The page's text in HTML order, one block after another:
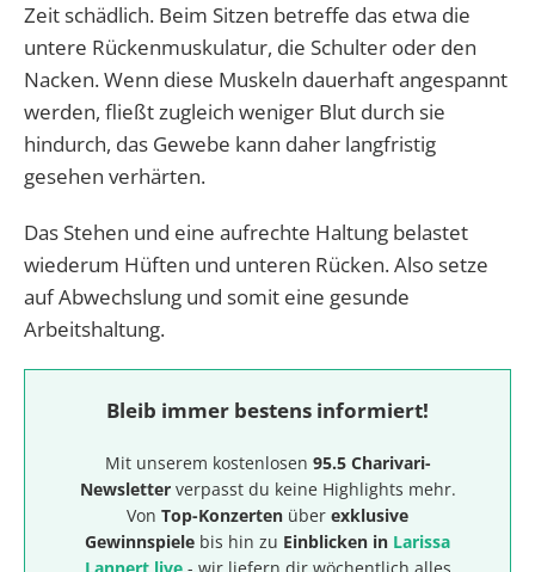
Zeit schädlich. Beim Sitzen betreffe das etwa die
untere Rückenmuskulatur, die Schulter oder den
Nacken. Wenn diese Muskeln dauerhaft angespannt
werden, fließt zugleich weniger Blut durch sie
hindurch, das Gewebe kann daher langfristig
gesehen verhärten.
Das Stehen und eine aufrechte Haltung belastet
wiederum Hüften und unteren Rücken. Also setze
auf Abwechslung und somit eine gesunde
Arbeitshaltung.
Bleib immer bestens informiert!
Mit unserem kostenlosen 95.5 Charivari-
Newsletterverpasst du keine Highlights mehr.
Von Top-Konzerten über exklusive
Gewinnspiele bis hin zu Einblicken in Larissa